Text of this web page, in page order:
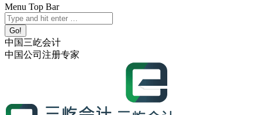
Menu Top Bar
X
page
opens
in
new
YouTube
page
opens
in
new
Linkedin
page
opens
in
new
Instagram
page
opens
in
new
Search:
中国三屹会计
中国公司注册专家